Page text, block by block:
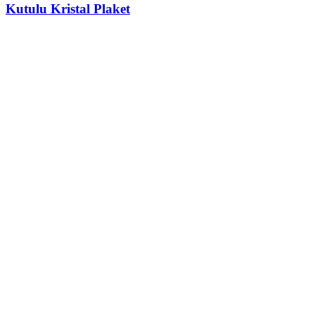
Kutulu Kristal Plaket